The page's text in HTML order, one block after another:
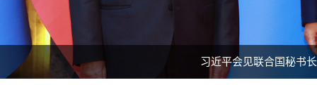
习近平会见联合国秘书